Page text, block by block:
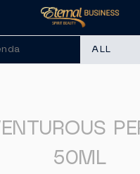
🚀
50ML